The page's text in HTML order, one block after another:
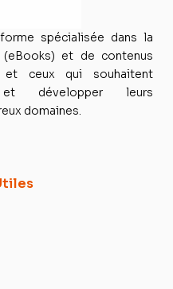
spécialisée dans la
et de contenus
ceux qui souhaitent
et développer leurs
domaines.